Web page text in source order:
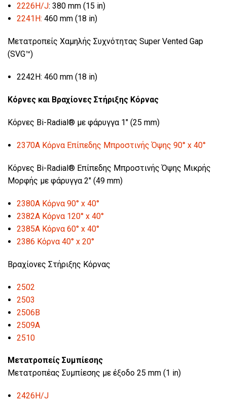
2226H/J: 380 mm (15 in)
2241H: 460 mm (18 in)
Μετατροπείς Χαμηλής Συχνότητας Super Vented Gap
(SVG™)
2242H: 460 mm (18 in)
Κόρνες και Βραχίονες Στήριξης Κόρνας
Κόρνες Bi-Radial® με φάρυγγα 1" (25 mm)
2370A Κόρνα Επίπεδης Μπροστινής Όψης 90° x 40°
Κόρνες Bi-Radial® Επίπεδης Μπροστινής Όψης Μικρής
Μορφής με φάρυγγα 2" (49 mm)
2380A Κόρνα 90° x 40°
2382A Κόρνα 120° x 40°
2385A Κόρνα 60° x 40°
2386 Κόρνα 40° x 20°
Βραχίονες Στήριξης Κόρνας
2502
2503
2506B
2509A
2510
Μετατροπείς Συμπίεσης
Μετατροπέας Συμπίεσης με έξοδο 25 mm (1 in)
2426H/J